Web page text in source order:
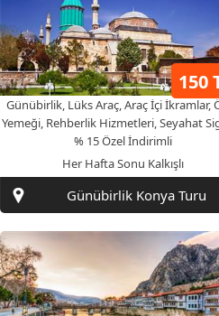
Günübirlik, Lüks Araç, Araç İçi İkramlar,
Yemeği, Rehberlik Hizmetleri, Seyahat
% 15 Özel İndirimli
Her Hafta Sonu Kalkışlı
Günübirlik Konya Turu
150
160